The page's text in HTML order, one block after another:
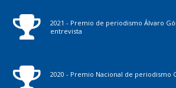
2021 - Premio de periodismo Álvaro
entrevista
2020 - Premio Nacional de periodismo